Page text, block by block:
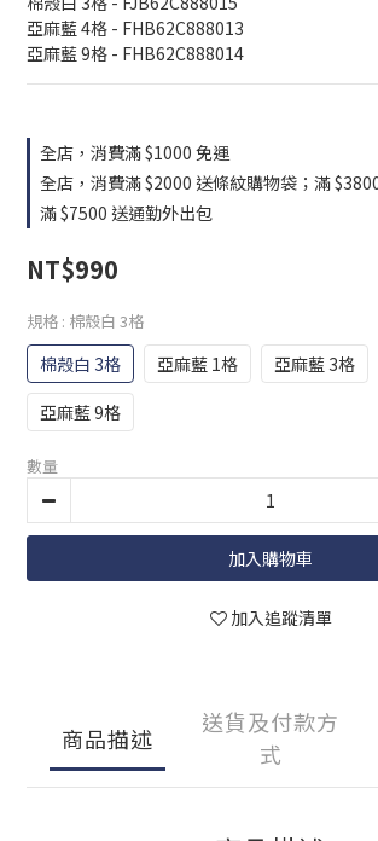
亞麻藍 4格 - FHB62C888013
亞麻藍 9格 - FHB62C888014
全店，消費滿 $1000 免運
全店，消費滿 $2000 送條紋購物袋；滿
滿 $7500 送通勤外出包
NT$990
規格 : 棉殼白 3格
棉殼白 3格 亞麻藍 1格 亞麻藍 3格
亞麻藍 9格
數量
加入購物車
加入追蹤清單
商品描述
送貨及付款方
式